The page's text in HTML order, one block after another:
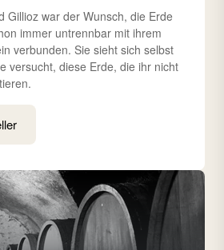
Gillioz war der Wunsch, die Erde
immer untrennbar mit ihrem
verbunden. Sie sieht sich selbst
versucht, diese Erde, die ihr nicht